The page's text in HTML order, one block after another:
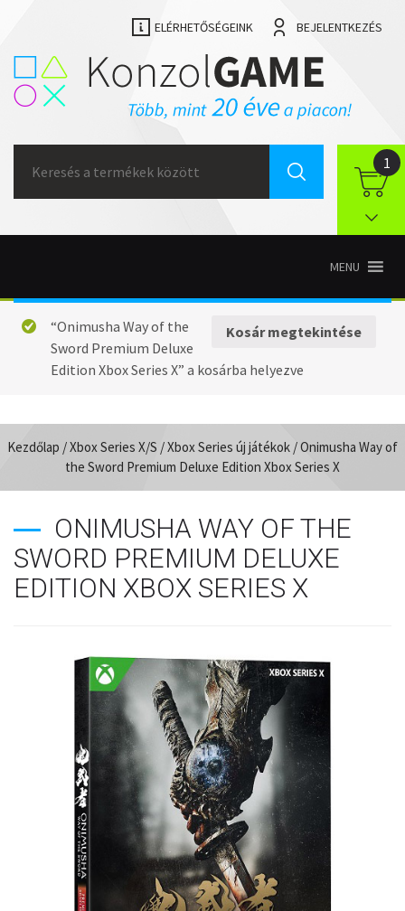
ELÉRHETŐSÉGEINK BEJELENTKEZÉS
for:
1
MENU
Kosár megtekintése
“Onimusha Way of the
Sword Premium Deluxe
Edition Xbox Series X” a kosárba helyezve
Kezdőlap /Xbox Series X/S /Xbox Series új játékok / Onimusha Way of
the Sword Premium Deluxe Edition Xbox Series X
ONIMUSHA WAY OF THE
SWORD PREMIUM DELUXE
EDITION XBOX SERIES X